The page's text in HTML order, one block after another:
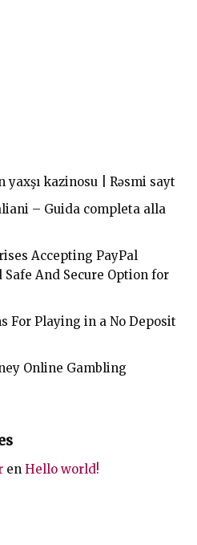
yaxşı kazinosu | Rəsmi sayt
– Guida completa alla
Accepting PayPal
And Secure Option for
For Playing in a No Deposit
Online Gambling
en Hello world!